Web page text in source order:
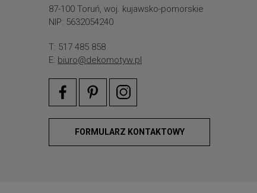
87-100 Toruń, woj. kujawsko-pomorskie
NIP: 5632054240
T: 517 485 858
E: biuro@dekomotyw.pl
FORMULARZ KONTAKTOWY